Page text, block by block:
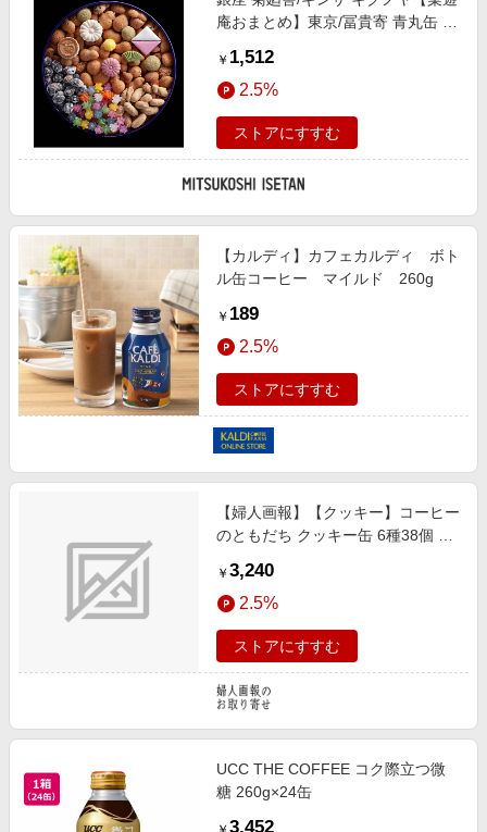
庵おまとめ】東京/冨貴寄 青丸缶 お
越伊勢丹/公式】
￥ 1,512
2.5%
ストアにすすむ
【カルディ】カフェカルディ ボト
ル缶コーヒー マイルド 260g
￥ 189
2.5%
ストアにすすむ
【婦人画報】【クッキー】コーヒー
のともだち クッキー缶 6種38個 バ
￥ 3,240
2.5%
ストアにすすむ
UCC THE COFFEE コク際立つ微
糖 260g×24缶
3,452